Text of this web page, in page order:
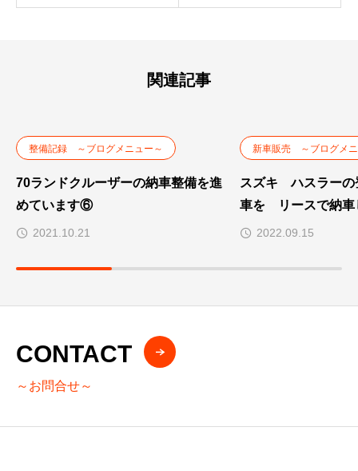
関連記事
整備記録 ～ブログメニュー～
70ランドクルーザーの納車整備を進
めています⑥
2021.10.21
新車販売 ～ブログメ
スズキ ハスラーの
車を リースで納車
2022.09.15
CONTACT
～お問合せ～